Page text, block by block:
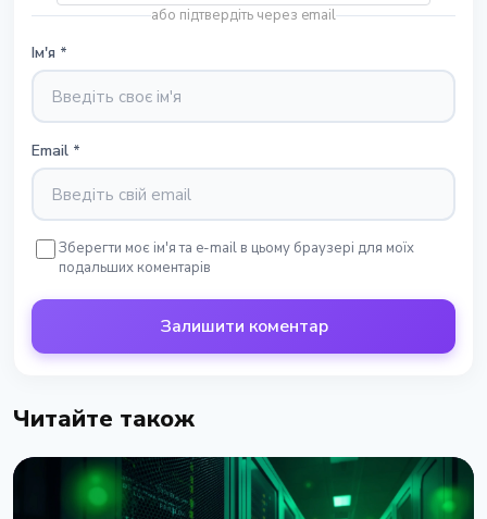
або підтвердіть через email
Ім'я *
Email *
Зберегти моє ім'я та e-mail в цьому браузері для моїх
подальших коментарів
Залишити коментар
Читайте також